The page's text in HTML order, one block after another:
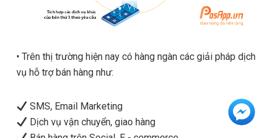
• Trên thị trường hiện nay có hàng ngàn các giải pháp dịch
vụ hỗ trợ bán hàng như:
SMS, Email Marketing
Dịch vụ vận chuyển, giao hàng